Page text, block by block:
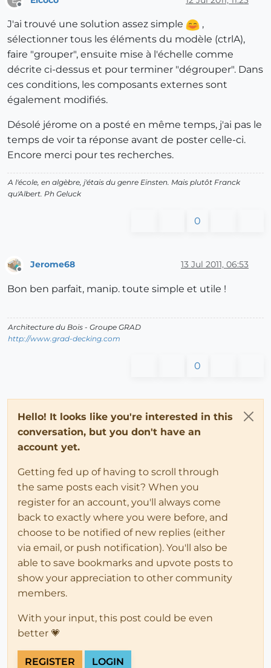
J'ai trouvé une solution assez simple
,
sélectionner tous les éléments du modèle (ctrlA),
faire "grouper", ensuite mise à l'échelle comme
décrite ci-dessus et pour terminer "dégrouper". Dans
ces conditions, les composants externes sont
également modifiés.
Désolé jérome on a posté en même temps, j'ai pas le
temps de voir ta réponse avant de poster celle-ci.
Encore merci pour tes recherches.
A l'école, en algèbre, j'étais du genre Einsten. Mais plutôt Franck
qu'Albert. Ph Geluck
0
Jerome68 13 Jul 2011, 06:53
Bon ben parfait, manip. toute simple et utile !
Architecture du Bois - Groupe GRAD
http://www.grad-decking.com
0
Hello! It looks like you're interested in this
conversation, but you don't have an
account yet.
Getting fed up of having to scroll through
the same posts each visit? When you
register for an account, you'll always come
back to exactly where you were before, and
choose to be notified of new replies (either
via email, or push notification). You'll also be
able to save bookmarks and upvote posts to
show your appreciation to other community
members.
With your input, this post could be even
better 💗
REGISTER LOGIN